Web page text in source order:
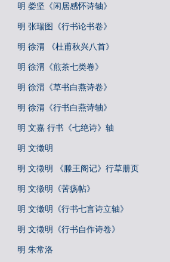
明 娄坚《闲居感怀诗轴》
明 张瑞图《行书论书卷》
明 徐渭 《杜甫秋兴八首》
明 徐渭《煎茶七类卷》
明 徐渭《草书白燕诗卷》
明 徐渭《行书白燕诗轴》
明 文嘉 行书《七绝诗》轴
明 文徵明
明 文徵明 《滕王阁记》行草册页
明 文徵明《苦疡帖》
明 文徵明《行书七言诗立轴》
明 文徵明《行书自作诗卷》
明 朱常洛